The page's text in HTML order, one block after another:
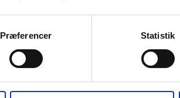
Præferencer Statistik